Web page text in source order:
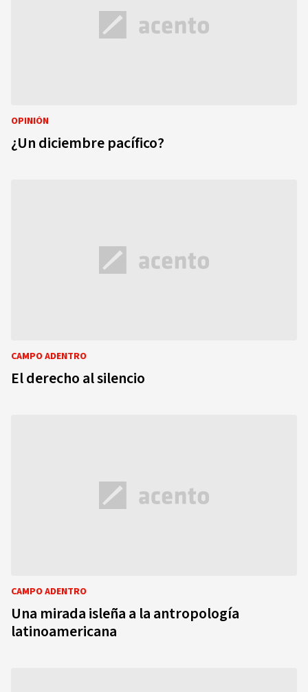
OPINIÓN
¿Un diciembre pacífico?
CAMPO ADENTRO
El derecho al silencio
CAMPO ADENTRO
Una mirada isleña a la antropología
latinoamericana